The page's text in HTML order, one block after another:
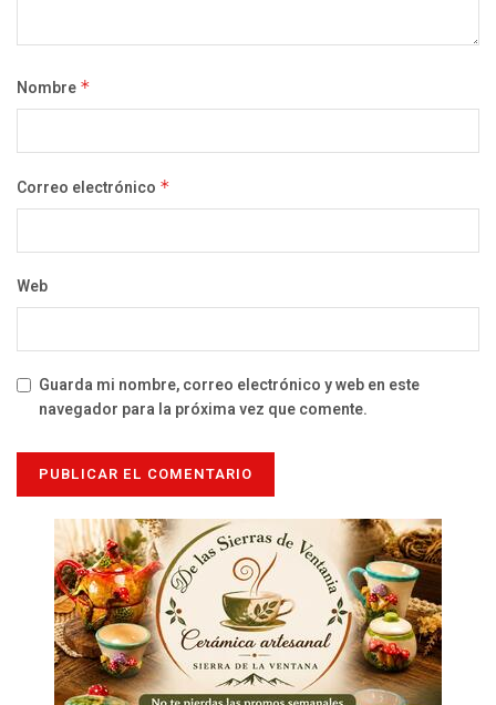
Nombre *
Correo electrónico *
Web
Guarda mi nombre, correo electrónico y web en este
navegador para la próxima vez que comente.